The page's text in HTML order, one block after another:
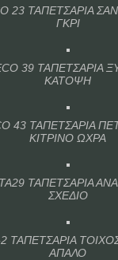
23 ΤΑΠΕΤΣΑΡΙΑ
ΓΚΡΙ
39 ΤΑΠΕΤΣΑΡΙΑ
ΚΑΤΟΨΗ
43 ΤΑΠΕΤΣΑΡΙΑ
ΚΙΤΡΙΝΟ ΩΧΡΑ
ΤΑΠΕΤΣΑΡΙΑ
ΣΧΕΔΙΟ
2 ΤΑΠΕΤΣΑΡΙΑ
ΑΠΑΛΟ